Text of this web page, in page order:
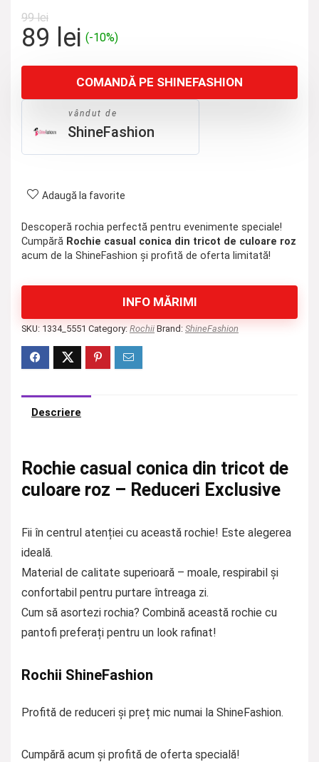
99lei
Prețul
a
fost:
99 lei.
89 leiPrețul
este:
89 lei.
(-10%)
COMANDĂ PE SHINEFASHION
vândut de
ShineFashion
Adaugă la favorite
Descoperă rochia perfectă pentru evenimente speciale!
Cumpără Rochie casual conica din tricot de culoare roz
acum de la ShineFashion și profită de oferta limitată!
INFO MĂRIMI
SKU: 1334_5551 Category: Rochii Brand: ShineFashion
Descriere
Rochie casual conica din tricot de
culoare roz – Reduceri Exclusive
Fii în centrul atenției cu această rochie! Este alegerea
ideală.
Material de calitate superioară – moale, respirabil și
confortabil pentru purtare întreaga zi.
Cum să asortezi rochia? Combină această rochie cu
pantofi preferați pentru un look rafinat!
Rochii ShineFashion
Profită de reduceri și preț mic numai la ShineFashion.
Cumpără acum și profită de oferta specială!